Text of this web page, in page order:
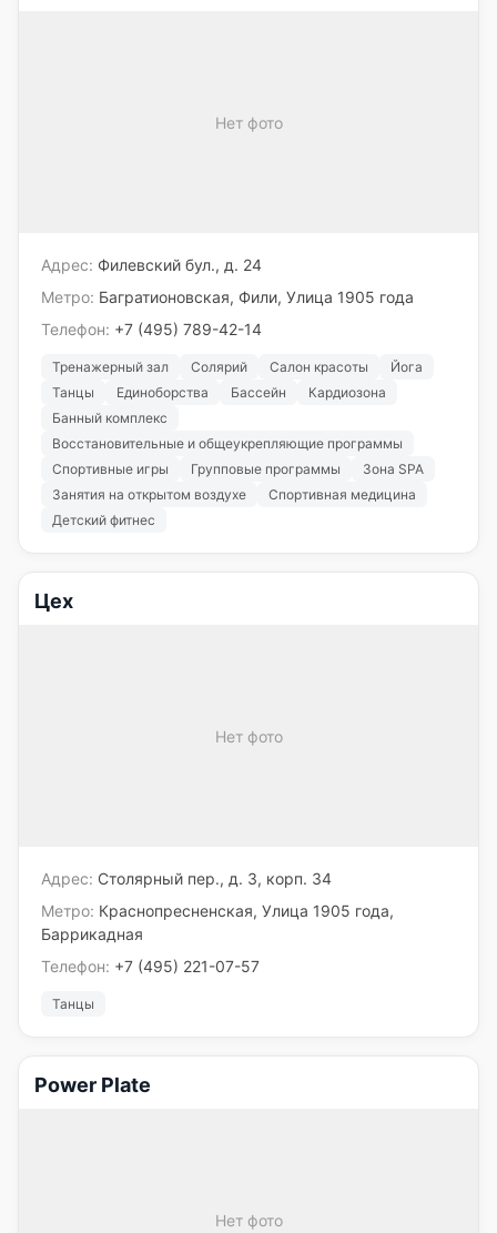
Нет фото
Адрес: Филевский бул., д. 24
Метро: Багратионовская, Фили, Улица 1905 года
Телефон: +7 (495) 789-42-14
Тренажерный зал Солярий Салон красоты
Йога
Танцы
Единоборства Бассейн
Кардиозона
Банный комплекс
Восстановительные и общеукрепляющие программы
Спортивные игры
Групповые программы
Зона SPA
Занятия на открытом воздухе
Спортивная медицина
Детский фитнес
Цех
Нет фото
Адрес: Столярный пер., д. 3, корп. 34
Метро: Краснопресненская, Улица 1905 года,
Баррикадная
Телефон: +7 (495) 221-07-57
Танцы
Power Plate
Нет фото